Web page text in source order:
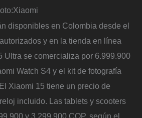
Xiaomi
disponibles en Colombia desde el
y en la tienda en línea
Ultra se comercializa por 6.999.900
Watch S4 y el kit de fotografía
Xiaomi 15 tiene un precio de
incluido. Las tablets y scooters
y 3.299.900 COP, según el